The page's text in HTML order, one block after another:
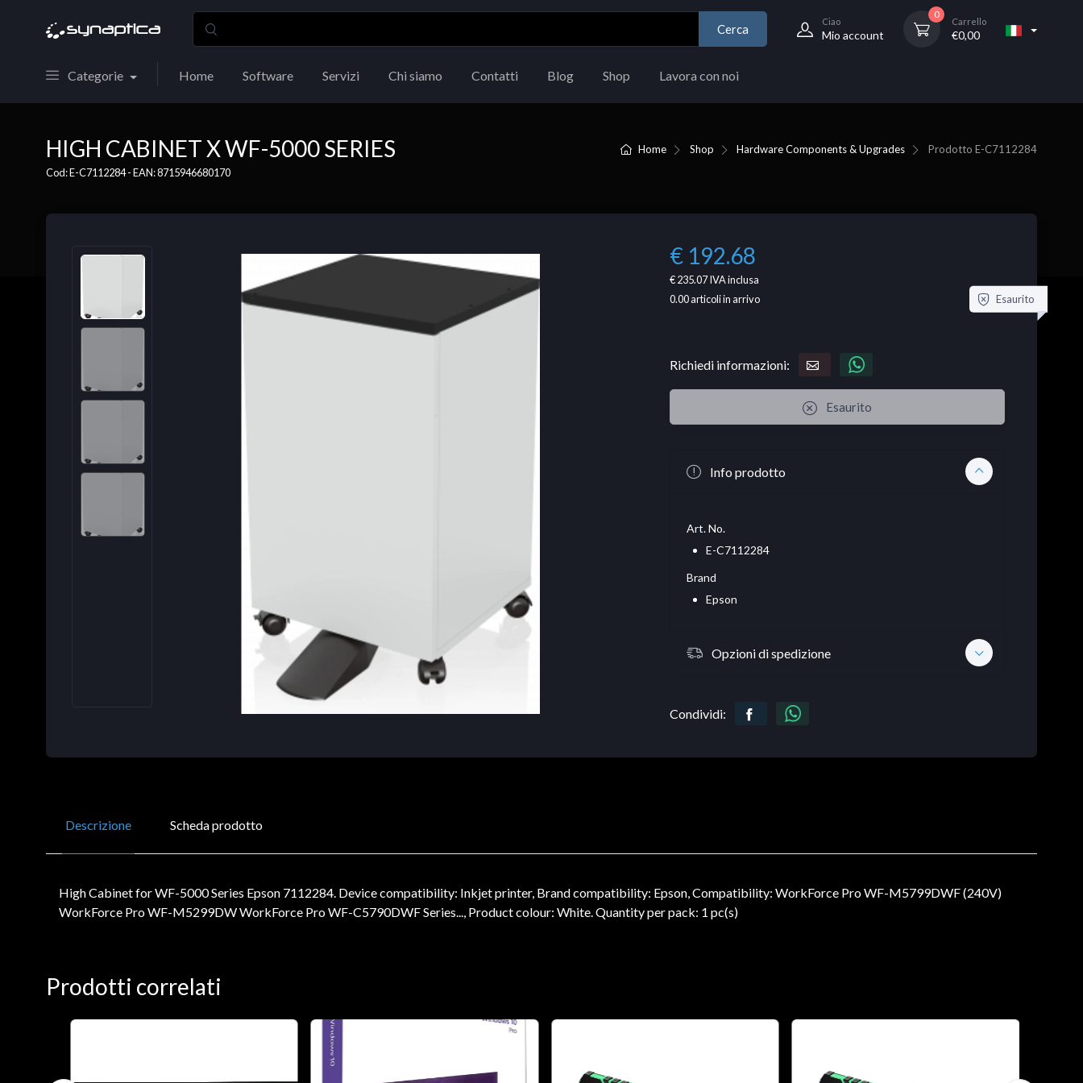
Cerca
Ciao
Mio account
0
Carrello
€0,00
Categorie Home Software Servizi Chi siamo Contatti Blog Shop Lavora con noi
Home Shop Hardware Components & Upgrades Prodotto E-C7112284
HIGH CABINET X WF-5000 SERIES
Cod: E-C7112284 - EAN: 8715946680170
€ 192.68
€ 235.07IVA inclusa
0.00articoli in arrivo Esaurito
Richiedi informazioni:
Esaurito
Info prodotto
Art. No.
E-C7112284
Brand
Epson
Opzioni di spedizione
Condividi:
Descrizione Scheda prodotto
High Cabinet for WF-5000 Series Epson 7112284. Device compatibility: Inkjet printer, Brand compatibility: Epson, Compatibility: WorkForce Pro WF-M5799DWF (240V)
WorkForce Pro WF-M5299DW WorkForce Pro WF-C5790DWF Series..., Product colour: White. Quantity per pack: 1 pc(s)
Prodotti correlati